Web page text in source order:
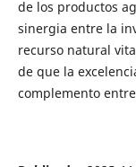
de los productos
sinergia entre la
recurso natural
de que la
complemento